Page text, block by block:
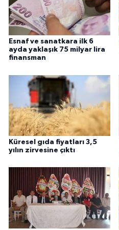
Esnaf ve sanatkara ilk 6
ayda yaklaşık 75 milyar lira
finansman
Küresel gıda fiyatları 3,5
yılın zirvesine çıktı